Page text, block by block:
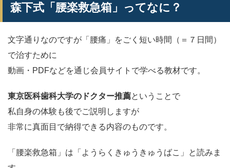
森下式「腰楽救急箱」ってなに？
文字通りなのですが「腰痛」をごく短い時間（＝７日間）
で治すために
動画・PDFなどを通じ会員サイトで学べる教材です。
東京医科歯科大学のドクター推薦ということで
私自身の体験も後でご説明しますが
非常に真面目で納得できる内容のものです。
「腰楽救急箱」は「ようらくきゅうきゅうばこ」と読みま